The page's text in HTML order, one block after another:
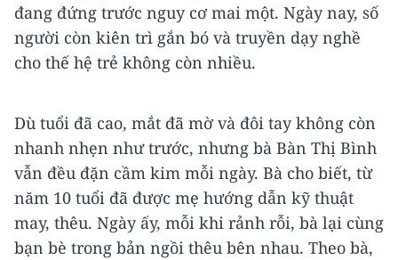
đang đứng trước nguy cơ mai một. Ngày nay, số
người còn kiên trì gắn bó và truyền dạy nghề
cho thế hệ trẻ không còn nhiều.
Dù tuổi đã cao, mắt đã mờ và đôi tay không còn
nhanh nhẹn như trước, nhưng bà Bàn Thị Bình
vẫn đều đặn cầm kim mỗi ngày. Bà cho biết, từ
năm 10 tuổi đã được mẹ hướng dẫn kỹ thuật
may, thêu. Ngày ấy, mỗi khi rảnh rỗi, bà lại cùng
bạn bè trong bản ngồi thêu bên nhau. Theo bà,